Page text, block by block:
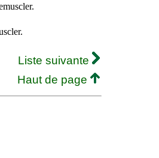
Liste suivante
Haut de page